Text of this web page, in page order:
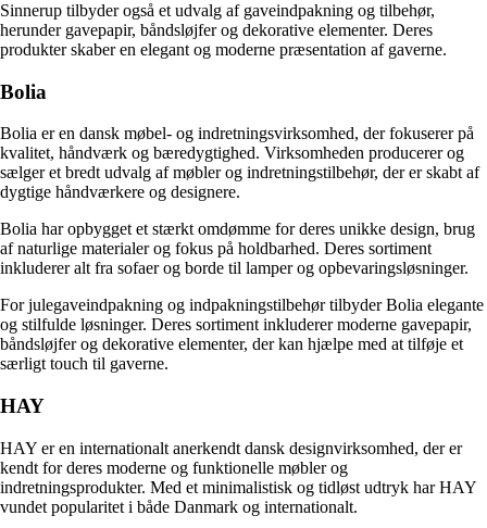
Sinnerup tilbyder også et udvalg af gaveindpakning og tilbehør,
herunder gavepapir, båndsløjfer og dekorative elementer. Deres
produkter skaber en elegant og moderne præsentation af gaverne.
Bolia
Bolia er en dansk møbel- og indretningsvirksomhed, der fokuserer på
kvalitet, håndværk og bæredygtighed. Virksomheden producerer og
sælger et bredt udvalg af møbler og indretningstilbehør, der er skabt af
dygtige håndværkere og designere.
Bolia har opbygget et stærkt omdømme for deres unikke design, brug
af naturlige materialer og fokus på holdbarhed. Deres sortiment
inkluderer alt fra sofaer og borde til lamper og opbevaringsløsninger.
For julegaveindpakning og indpakningstilbehør tilbyder Bolia elegante
og stilfulde løsninger. Deres sortiment inkluderer moderne gavepapir,
båndsløjfer og dekorative elementer, der kan hjælpe med at tilføje et
særligt touch til gaverne.
HAY
HAY er en internationalt anerkendt dansk designvirksomhed, der er
kendt for deres moderne og funktionelle møbler og
indretningsprodukter. Med et minimalistisk og tidløst udtryk har HAY
vundet popularitet i både Danmark og internationalt.